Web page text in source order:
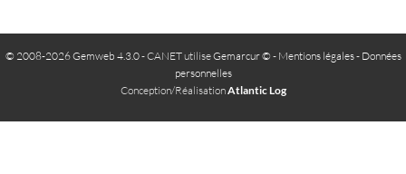
© 2008-2026 Gemweb 4.3.0- CANET utiliseGemarcur © - Mentions légales- Données
personnelles
Conception/RéalisationAtlantic Log